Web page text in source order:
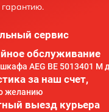
сервис
обслуживание
AEG BE 5013401 M
за наш счет,
желанию
выезд курьера